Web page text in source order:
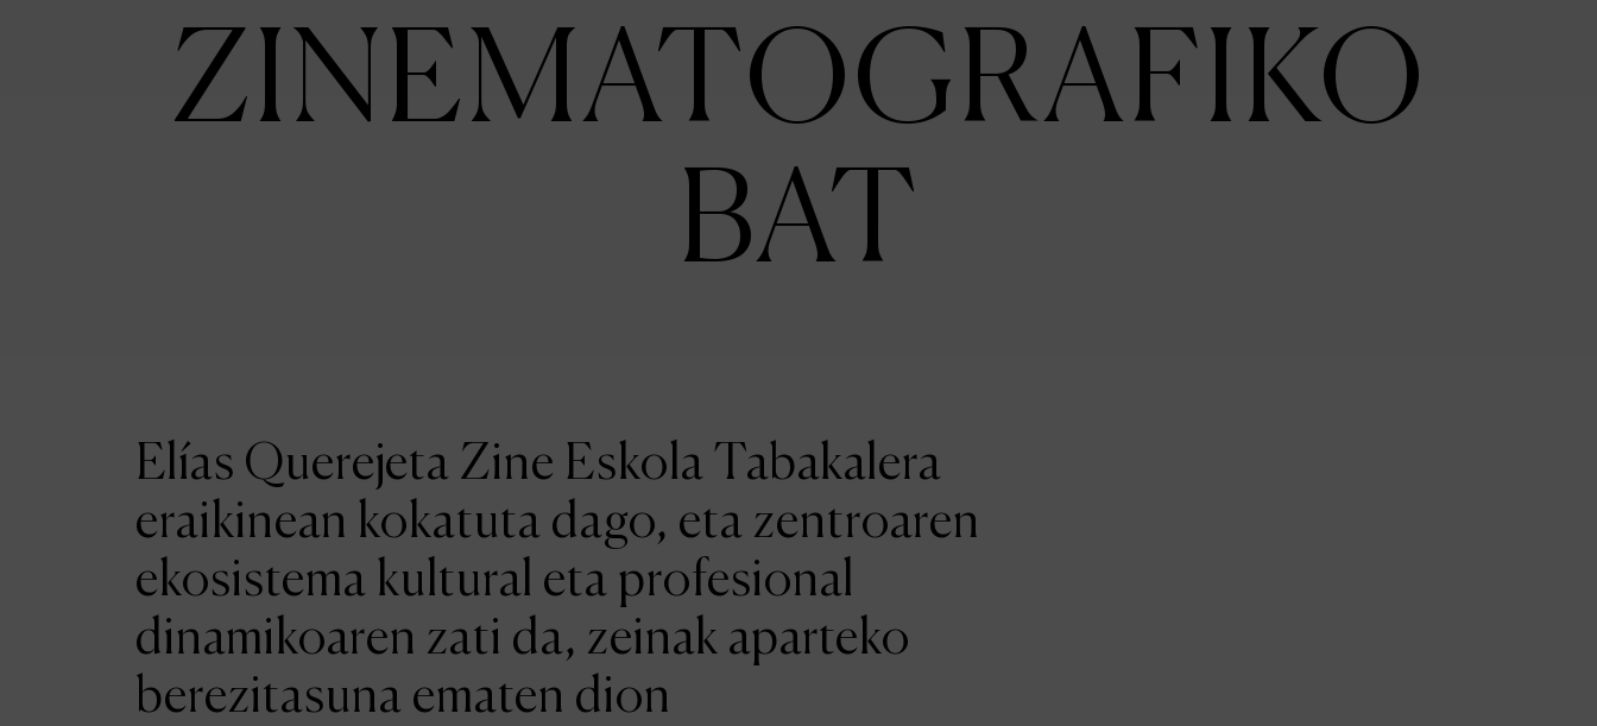
ZINEMATOGRAFIKO
BAT
Elías Querejeta Zine Eskola Tabakalera
eraikinean kokatuta dago, eta zentroaren
ekosistema kultural eta profesional
dinamikoaren zati da, zeinak aparteko
berezitasuna ematen dion